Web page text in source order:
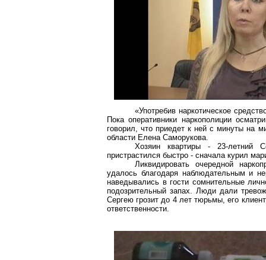
«Употребив наркотическое
Пока оперативники наркополиции
говорил, что приедет к ней с минуты на
области Елена Саморукова.
Хозяин квартиры - 23-летний
пристрастился быстро - сначала курил
Ликвидироватьочередной
удалось благодаря наблюдательным и
наведывались в гости сомнительные
подозрительный запах. Люди дали
Сергею грозит до 4 лет тюрьмы, его
ответственности.